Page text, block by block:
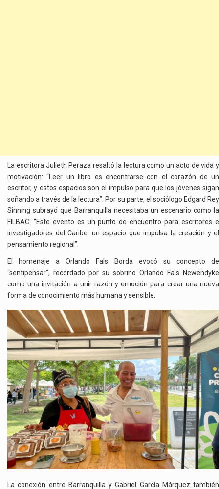
La escritora Julieth Peraza resaltó la lectura como un acto de vida y
motivación: “Leer un libro es encontrarse con el corazón de un
escritor, y estos espacios son el impulso para que los jóvenes sigan
soñando a través de la lectura”. Por su parte, el sociólogo Edgard Rey
Sinning subrayó que Barranquilla necesitaba un escenario como la
FILBAC: “Este evento es un punto de encuentro para escritores e
investigadores del Caribe, un espacio que impulsa la creación y el
pensamiento regional”.
El homenaje a Orlando Fals Borda evocó su concepto de
“sentipensar”, recordado por su sobrino Orlando Fals Newendyke
como una invitación a unir razón y emoción para crear una nueva
forma de conocimiento más humana y sensible.
La conexión entre Barranquilla y Gabriel García Márquez también